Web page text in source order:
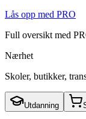
Lås opp med PRO
Full oversikt med
Nærhet
Skoler, butikker,
Utdanning